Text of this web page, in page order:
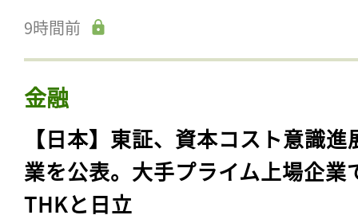
9時間前
金融
【日本】東証、資本コスト意識進
業を公表。大手プライム上場企業
THKと日立